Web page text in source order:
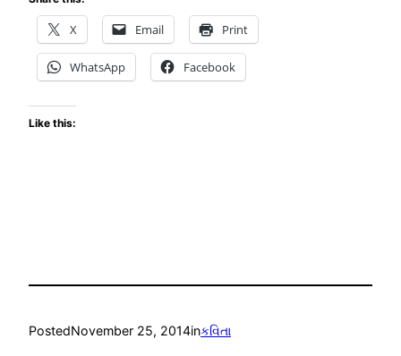
X Email Print
WhatsApp Facebook
Like this:
PostedNovember 25, 2014inકવિતા